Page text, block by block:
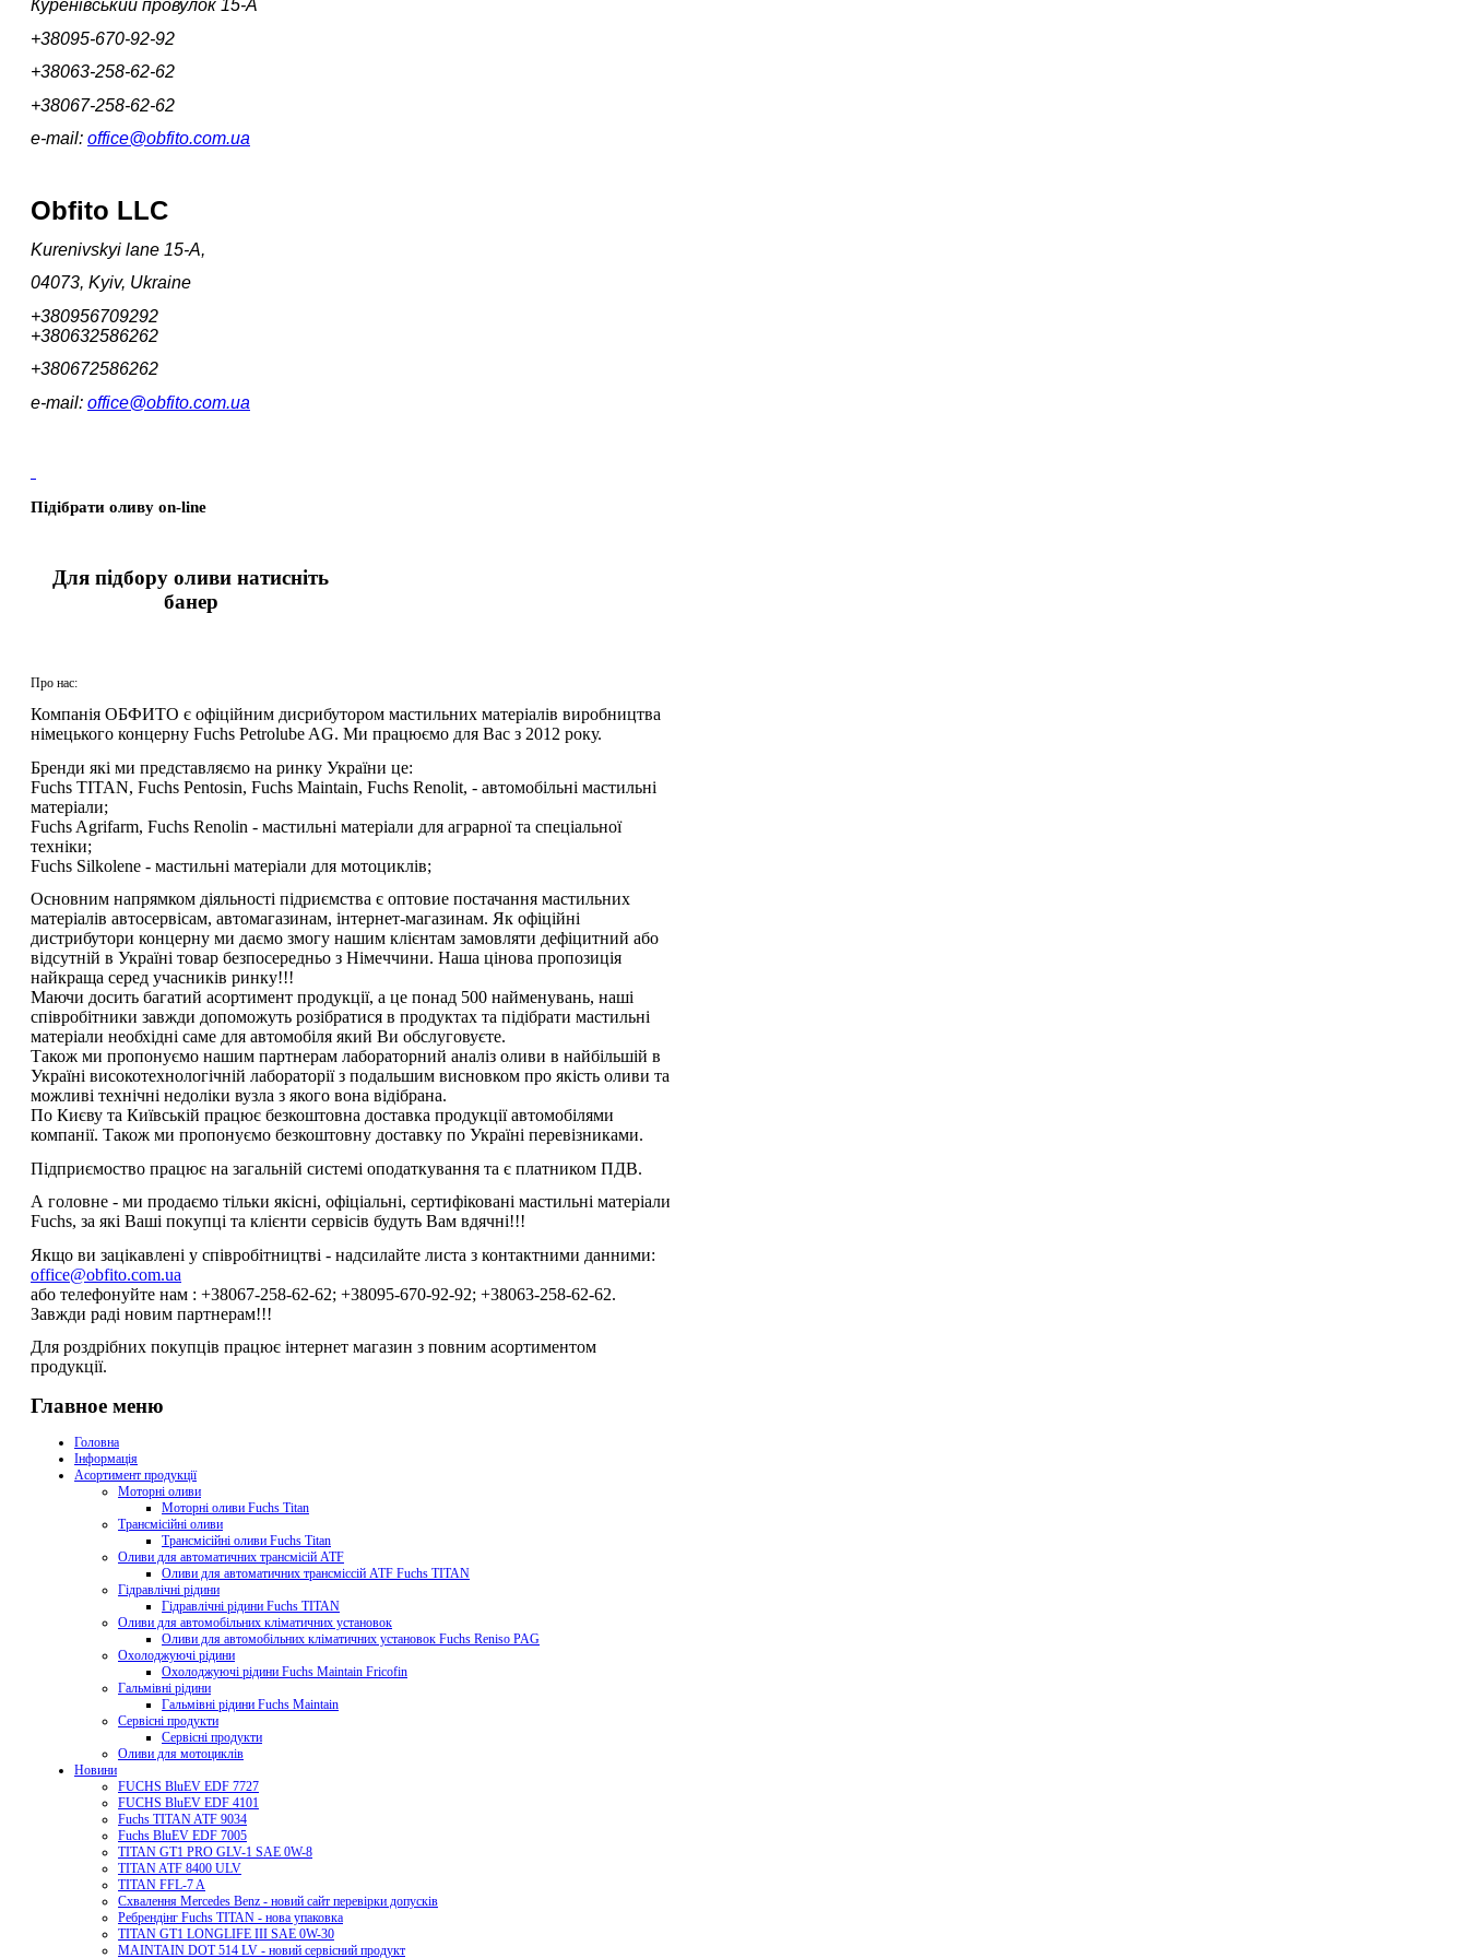
Куренівський провулок 15-А
+38095-670-92-92
+38063-258-62-62
+38067-258-62-62
e-mail: office@obfito.com.ua
Obfito LLC
Kurenivskyi lane 15-А,
04073, Kyiv, Ukraine
+380956709292
+380632586262
+380672586262
e-mail: office@obfito.com.ua
Підібрати оливу on-line
Для підбору оливи натисніть
банер
Про нас:
Компанія ОБФИТО є офіційним дисрибутором мастильних матеріалів виробництва
німецького концерну Fuchs Petrolube AG. Ми працюємо для Вас з 2012 року.
Бренди які ми представляємо на ринку України це:
Fuchs TITAN, Fuchs Pentosin, Fuchs Maintain, Fuchs Renolit, - автомобільні мастильні
матеріали;
Fuchs Agrifarm, Fuchs Renolin - мастильні матеріали для аграрної та спеціальної
техніки;
Fuchs Silkolene - мастильні матеріали для мотоциклів;
Основним напрямком діяльності підриємства є оптовие постачання мастильних
матеріалів автосервісам, автомагазинам, інтернет-магазинам. Як офіційні
дистрибутори концерну ми даємо змогу нашим клієнтам замовляти дефіцитний або
відсутній в Україні товар безпосередньо з Німеччини. Наша цінова пропозиція
найкраща серед учасників ринку!!!
Маючи досить багатий асортимент продукції, а це понад 500 найменувань, наші
співробітники завжди допоможуть розібратися в продуктах та підібрати мастильні
матеріали необхідні саме для автомобіля який Ви обслуговуєте.
Також ми пропонуємо нашим партнерам лабораторний аналіз оливи в найбільшій в
Україні високотехнологічній лабораторії з подальшим висновком про якість оливи та
можливі технічні недоліки вузла з якого вона відібрана.
По Києву та Київській працює безкоштовна доставка продукції автомобілями
компанії. Також ми пропонуємо безкоштовну доставку по Україні перевізниками.
Підприємоство працює на загальній системі оподаткування та є платником ПДВ.
А головне - ми продаємо тільки якісні, офіціальні, сертифіковані мастильні матеріали
Fuchs, за які Ваші покупці та клієнти сервісів будуть Вам вдячні!!!
Якщо ви зацікавлені у співробітництві - надсилайте листа з контактними данними:
office@obfito.com.ua
або телефонуйте нам : +38067-258-62-62; +38095-670-92-92; +38063-258-62-62.
Завжди раді новим партнерам!!!
Для роздрібних покупців працює інтернет магазин з повним асортиментом
продукції.
Главное меню
Головна
Інформація
Асортимент продукції
Моторні оливи
Моторні оливи Fuchs Titan
Трансмісійні оливи
Трансмісійні оливи Fuchs Titan
Оливи для автоматичних трансмісій ATF
Оливи для автоматичних трансміссій ATF Fuchs TITAN
Гідравлічні рідини
Гідравлічні рідини Fuchs TITAN
Оливи для автомобільних кліматичних установок
Оливи для автомобільних кліматичних установок Fuchs Reniso PAG
Охолоджуючі рідини
Охолоджуючі рідини Fuchs Maintain Fricofin
Гальмівні рідини
Гальмівні рідини Fuchs Maintain
Сервісні продукти
Сервісні продукти
Оливи для мотоциклів
Новини
FUCHS BluEV EDF 7727
FUCHS BluEV EDF 4101
Fuchs TITAN ATF 9034
Fuchs BluEV EDF 7005
TITAN GT1 PRO GLV-1 SAE 0W-8
TITAN ATF 8400 ULV
TITAN FFL-7 A
Схвалення Mercedes Benz - новий сайт перевірки допусків
Ребрендінг Fuchs TITAN - нова упаковка
TITAN GT1 LONGLIFE III SAE 0W-30
MAINTAIN DOT 514 LV - новий сервісний продукт